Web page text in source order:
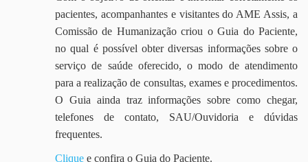
pacientes, acompanhantes e visitantes do AME Assis, a
Comissão de Humanização criou o Guia do Paciente,
no qual é possível obter diversas informações sobre o
serviço de saúde oferecido, o modo de atendimento
para a realização de consultas, exames e procedimentos.
O Guia ainda traz informações sobre como chegar,
telefones de contato, SAU/Ouvidoria e dúvidas
frequentes.
Clique e confira o Guia do Paciente.